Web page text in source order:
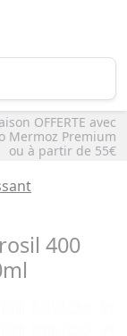
OFFERTE avec
Mermoz Premium
ou à partir de 55€
400